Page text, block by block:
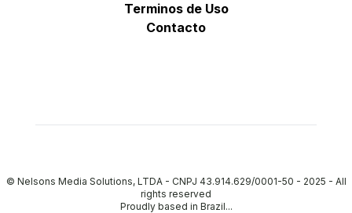
Terminos de Uso
Contacto
© Nelsons Media Solutions, LTDA - CNPJ 43.914.629/0001-50 - 2025 - All
rights reserved
Proudly based in Brazil...